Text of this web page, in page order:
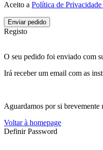
Aceito a Política de
Enviar pedido
Registo
O seu pedido foi enviado com
Irá receber um email com as
Aguardamos por si brevemente
Voltar à homepage
Definir Password